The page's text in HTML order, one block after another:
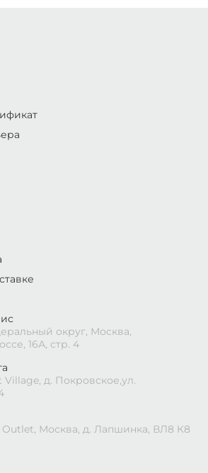
округ, Москва,
16А, стр. 4
Village, д. Покровское,ул.
Москва, д. Лапшинка, ВЛ8 К8